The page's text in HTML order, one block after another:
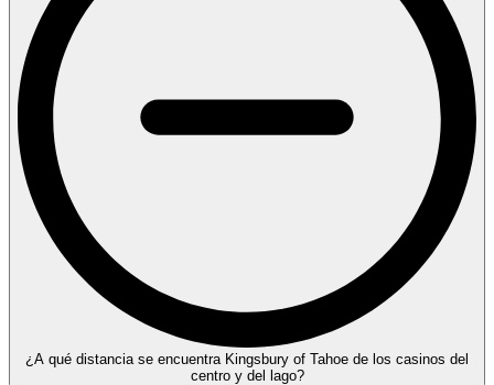
¿A qué distancia se encuentra Kingsbury of Tahoe de los casinos del
centro y del lago?